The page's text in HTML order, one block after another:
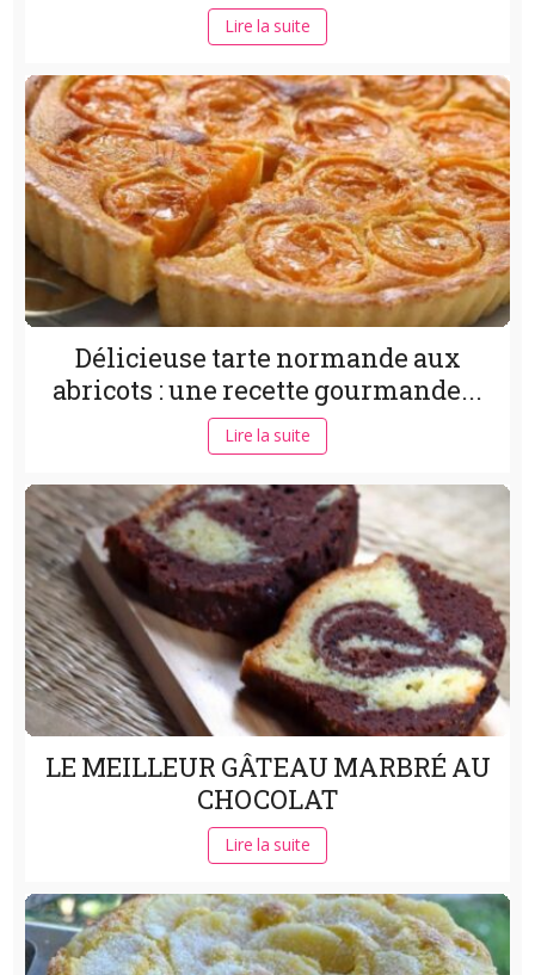
Lire la suite
Délicieuse tarte normande aux
abricots : une recette gourmande...
Lire la suite
LE MEILLEUR GÂTEAU MARBRÉ AU
CHOCOLAT
Lire la suite